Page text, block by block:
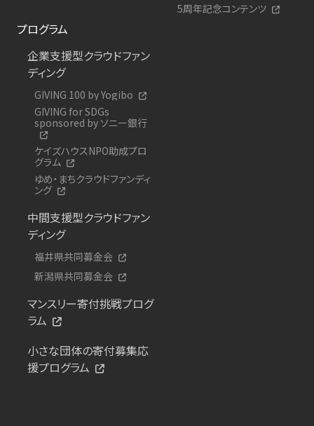
5周年記念コンテンツ
プログラム
企業支援型クラウドファン
ディング
GIVING 100 by Yogibo
GIVING for SDGs
sponsored by ソニー銀行
ケイズハウスNPO助成プロ
グラム
ゆめ・まちクラウドファンディ
ング
中間支援型クラウドファン
ディング
福井県共同募金会
新潟県共同募金会
マンスリー寄付挑戦プログ
ラム
小さな団体の寄付募集応
援プログラム